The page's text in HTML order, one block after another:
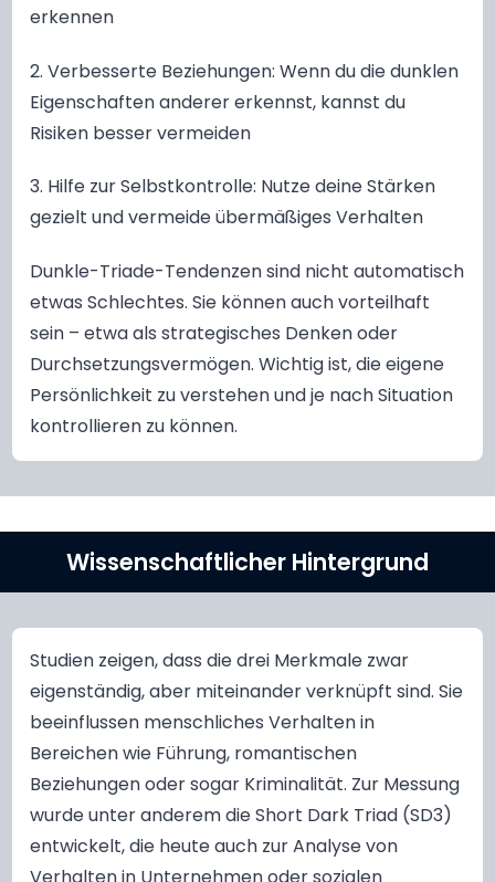
erkennen
2. Verbesserte Beziehungen: Wenn du die dunklen
Eigenschaften anderer erkennst, kannst du
Risiken besser vermeiden
3. Hilfe zur Selbstkontrolle: Nutze deine Stärken
gezielt und vermeide übermäßiges Verhalten
Dunkle-Triade-Tendenzen sind nicht automatisch
etwas Schlechtes. Sie können auch vorteilhaft
sein – etwa als strategisches Denken oder
Durchsetzungsvermögen. Wichtig ist, die eigene
Persönlichkeit zu verstehen und je nach Situation
kontrollieren zu können.
Wissenschaftlicher Hintergrund
Studien zeigen, dass die drei Merkmale zwar
eigenständig, aber miteinander verknüpft sind. Sie
beeinflussen menschliches Verhalten in
Bereichen wie Führung, romantischen
Beziehungen oder sogar Kriminalität. Zur Messung
wurde unter anderem die Short Dark Triad (SD3)
entwickelt, die heute auch zur Analyse von